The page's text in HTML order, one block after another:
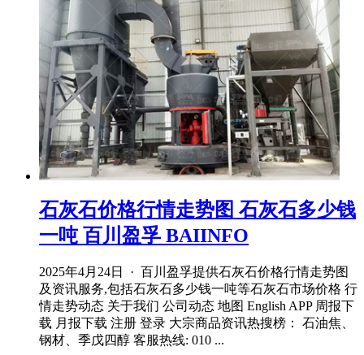
石灰石价格行情走势图 石灰石多少钱
一吨 百川盈孚 BAIINFO
2025年4月24日 · 百川盈孚提供石灰石价格行情走势图
及资讯服务,包括石灰石多少钱一吨等石灰石市场价格 行
情走势动态 关于我们 公司动态 地图 English APP 周报下
载 月报下载 注册 登录 大宗商品资讯热搜榜： 石油焦、
钢材、季戊四醇 客服热线: 010 ...